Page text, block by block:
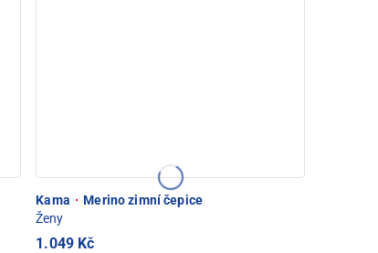
Kama · Merino zimní čepice
Ženy
1.049 Kč